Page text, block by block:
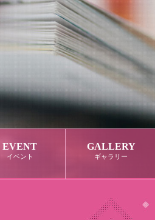
EVENT
イベント
GALLERY
ギャラリー